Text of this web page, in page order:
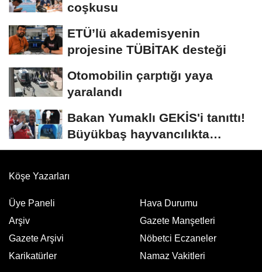
coşkusu
ETÜ’lü akademisyenin
projesine TÜBİTAK desteği
Otomobilin çarptığı yaya
yaralandı
Bakan Yumaklı GEKİS'i tanıttı!
Büyükbaş hayvancılıkta
"dijital...
Köşe Yazarları
Üye Paneli
Arşiv
Gazete Arşivi
Karikatürler
Hava Durumu
Gazete Manşetleri
Nöbetci Eczaneler
Namaz Vakitleri